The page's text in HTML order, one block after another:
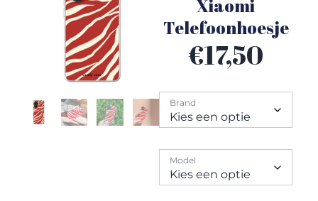
Collecties
Contact
Xiaomi
Telefoonhoesje
€17,50
Brand
Model